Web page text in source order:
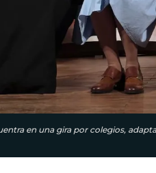
en una gira por colegios,